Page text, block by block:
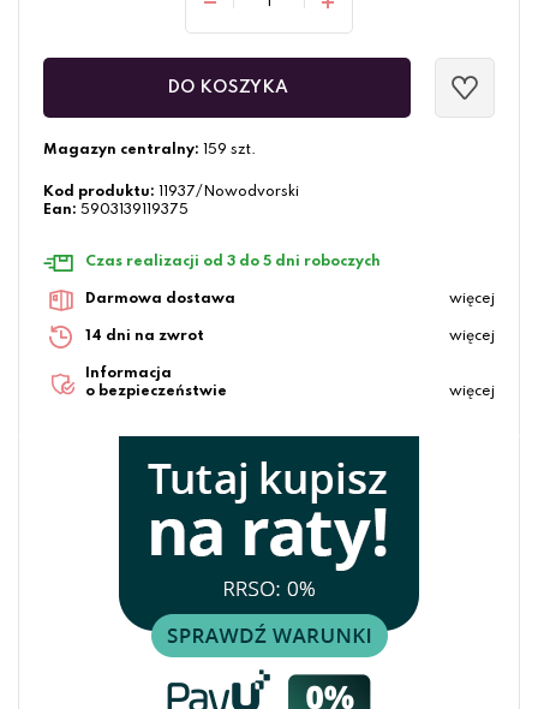
DO KOSZYKA
Magazyn centralny: 159 szt.
Kod produktu:
11937/Nowodvorski
Ean: 5903139119375
Czas realizacji od 3 do 5 dni roboczych
Darmowa dostawa więcej
14 dni na zwrot więcej
Informacja
o bezpieczeństwie
więcej